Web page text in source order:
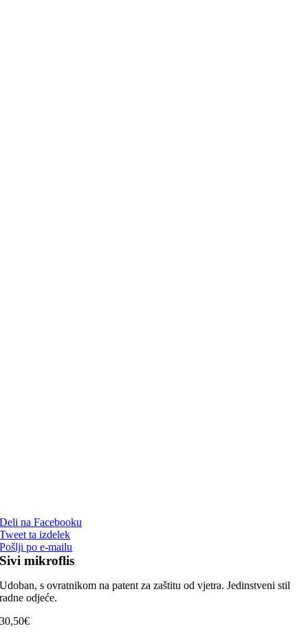
Deli na Facebooku
Tweet ta izdelek
Pošlji po e-mailu
Sivi mikroflis
Udoban, s ovratnikom na patent za zaštitu od vjetra. Jedinstveni stil
radne odjeće.
30,50€